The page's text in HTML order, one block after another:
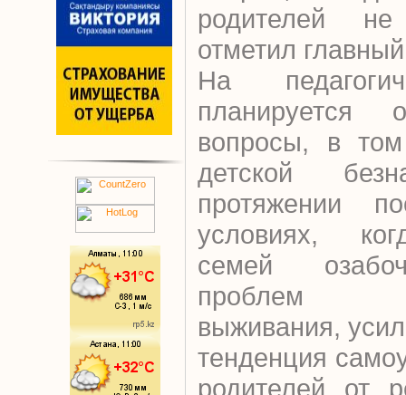
родителей
отметил
На
планируется
вопросы, в
детской
протяжении
условиях,
семей
проблем
выживания,
тенденция
родителей от